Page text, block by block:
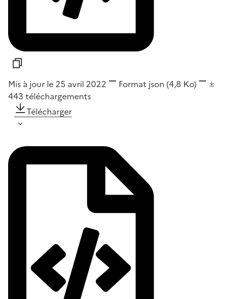
Mis à jour le 25 avril 2022 Format json (4,8 Ko)
443 téléchargements
Télécharger